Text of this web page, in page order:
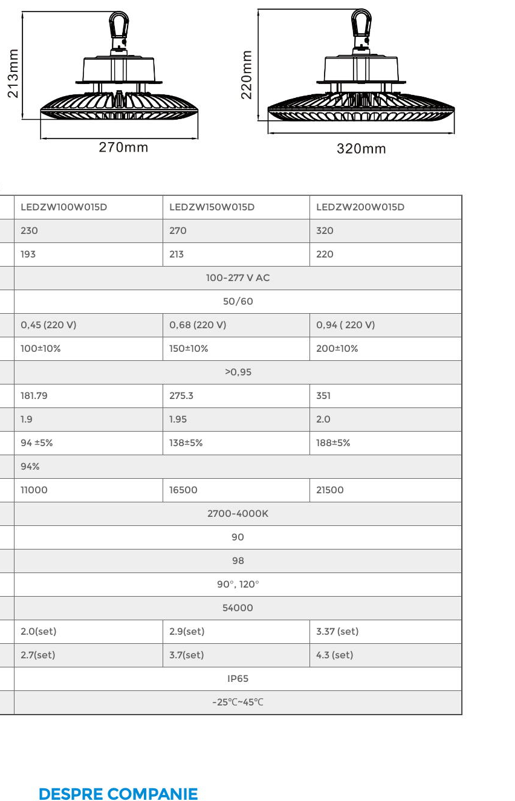
LEDZW100W015D LEDZW150W015D LEDZW200W015D
230 270 320
193 213 220
100-277 V AC
50/60
0,45 (220 V) 0,68 (220 V) 0,94 ( 220 V)
100±10% 150±10% 200±10%
>0,95
181.79 275.3 351
1.9 1.95 2.0
94 ±5% 138±5% 188±5%
94%
11000 16500 21500
2700-4000K
90
98
90°, 120°
54000
2.0(set) 2.9(set) 3.37 (set)
2.7(set) 3.7(set) 4.3 (set)
IP65
-25℃~45℃
DESPRE COMPANIE